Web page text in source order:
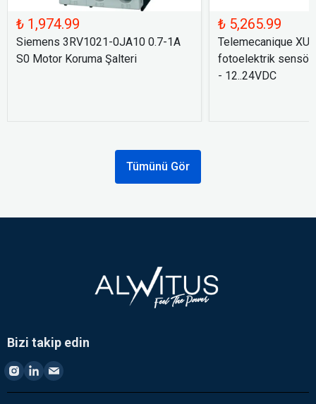
₺ 1,974.99
Siemens 3RV1021-0JA10 0.7-1A
S0 Motor Koruma Şalteri
₺ 5,265.99
Telemecanique
fotoelektrik sensör
- 12..24VDC
Tümünü Gör
Bizi takip edin